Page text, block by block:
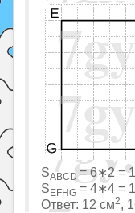
SABCD= 6∗2 =
SEFHG = 4∗4 =
Ответ: 12 см2,